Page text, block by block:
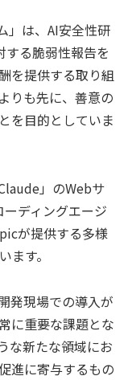
」は、AI安全性研
る脆弱性報告を
を提供する取り組
りも先に、善意の
を目的としていま
」のWebサ
ディングエージ
が提供する多様
す。
発現場での導入が
に重要な課題とな
な新たな領域にお
進に寄与するもの